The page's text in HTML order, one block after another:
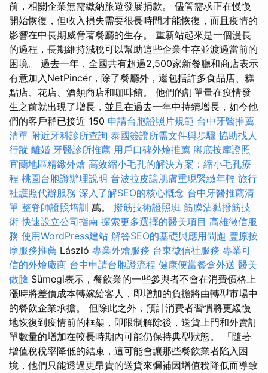
前，相關企業無需繳納旅遊發展捐款。 儘管需求正在慢慢
開始恢復，但收入損失需要很長時間才能恢復，而且疫情的
影響在中長期威脅著餐廳的生存。 重新站起來是一個漫長
的過程，長期維持減稅可以幫助這些企業生存並渡過當前的
困境。 過去一年，全國共有超過2,500家新餐廳和商店表示
有意加入NetPincér，除了餐廳外，還包括許多食品店、糕
點店、花店、酒類商店和咖啡館。 他們的訂單量在疫情發
生之前就出現了增長，並且在過去一年中持續增長，如今他
們的客戶群已接近 150 申請台胞證照片規範 台中牙醫推薦
清單 附近牙科診所查詢 泰國簽證所需文件與步驟 協助找人
行蹤 離婚 牙醫診所推薦 用戶口碑外燴推薦 腳底按摩證照
宜蘭地區精緻外燴 高效縮小毛孔的解決方案：縮小毛孔療
程 桃園台胞證辦理說明 音波拉皮讓肌膚重現緊緻年輕 旅行
社護照代辦服務 深入了解SEO的核心概念 台中牙醫推薦清
單 整脊師證照培訓 萬。 撥筋技術證照班 筋膜沾黏撥筋技
術 快速設立公司指南 探索更多選擇的醫美項目 高雄徵信服
務 使用WordPress建站 解答SEO的基礎與應用問題 豐原按
摩服務推薦 László 專業外燴服務 台東徵信社服務 專業可
信的外燴廠商 台中申請台胞證流程 健康便當餐盒外送 醫美
做臉 Sümegi表示，餐飲業的一些參與者不會在消費價格上
漲時將差價成本轉嫁給客人，即增加的負擔將由轉型市場中
的餐飲企業承擔。 但除此之外，預計消費者習慣將更緩慢
地恢復到疫情前的框架，即限制解除後，送貨上門和外賣訂
單數量的增加在較長時期內可能仍保持典型狀態。 「隨著
增值稅稅率降低的結束，這可能會讓那些餐飲業者陷入困
境，他們只能透過更昂貴的送貨來彌補因增值稅降低而導致